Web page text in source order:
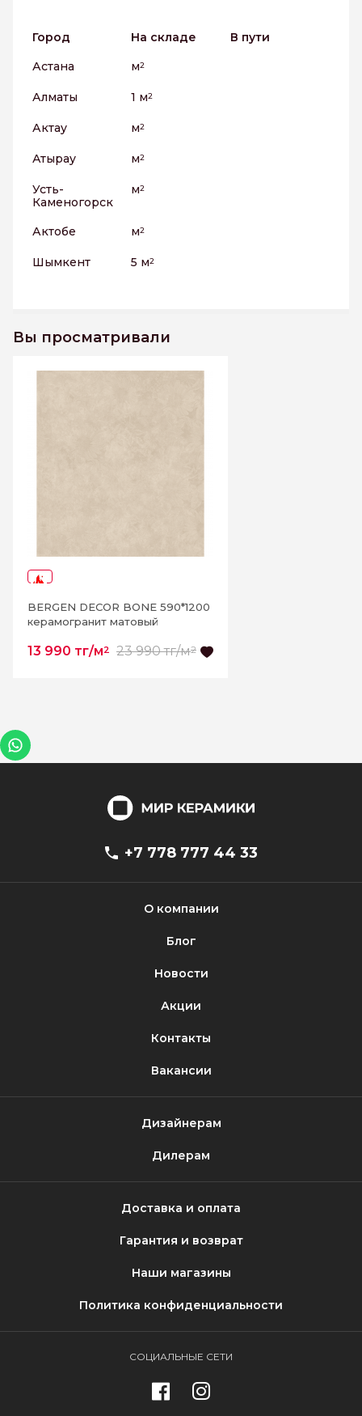
Город На складе
В пути
Астана
м2
Алматы 1 м2
Актау м2
Атырау м2
Усть-
Каменогорск
м2
Актобе м2
Шымкент 5 м2
Вы просматривали
BERGEN DECOR BONE 590*1200
керамогранит матовый
13 990 тг/м2 23 990 тг/м2
+7 778 777 44 33
О компании
Блог
Новости
Акции
Контакты
Вакансии
Дизайнерам
Дилерам
Доставка и оплата
Гарантия и возврат
Наши магазины
Политика конфиденциальности
СОЦИАЛЬНЫЕ СЕТИ